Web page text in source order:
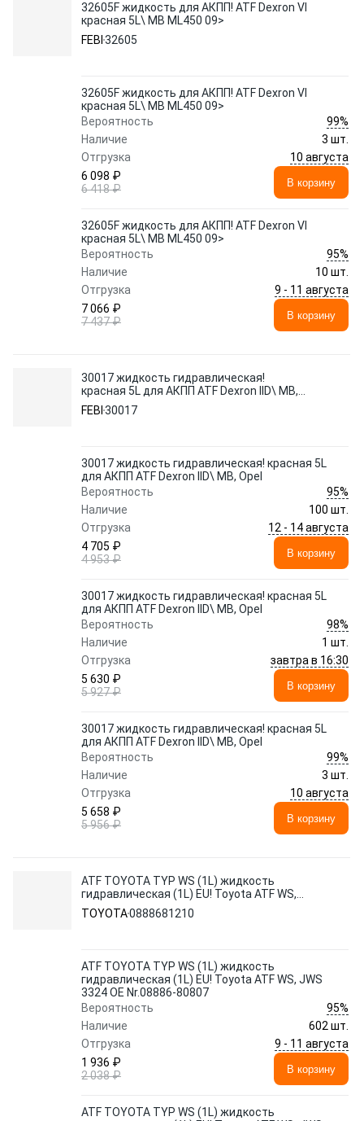
32605F жидкость для АКПП! ATF Dexron VI
красная 5L\ MB ML450 09>
FEBI 32605
32605F жидкость для АКПП! ATF Dexron VI
красная 5L\ MB ML450 09>
Вероятность
99%
Наличие
3 шт.
Отгрузка
10 августа
6 098 ₽
6 418 ₽
В корзину
32605F жидкость для АКПП! ATF Dexron VI
красная 5L\ MB ML450 09>
Вероятность
95%
Наличие
10 шт.
Отгрузка
9 - 11 августа
7 066 ₽
7 437 ₽
В корзину
30017 жидкость гидравлическая!
красная 5L для АКПП ATF Dexron IID\ MB,
Opel
FEBI 30017
30017 жидкость гидравлическая! красная 5L
для АКПП ATF Dexron IID\ MB, Opel
Вероятность
95%
Наличие
100 шт.
Отгрузка
12 - 14 августа
4 705 ₽
4 953 ₽
В корзину
30017 жидкость гидравлическая! красная 5L
для АКПП ATF Dexron IID\ MB, Opel
Вероятность
98%
Наличие
1 шт.
Отгрузка
завтра в 16:30
5 630 ₽
5 927 ₽
В корзину
30017 жидкость гидравлическая! красная 5L
для АКПП ATF Dexron IID\ MB, Opel
Вероятность
99%
Наличие
3 шт.
Отгрузка
10 августа
5 658 ₽
5 956 ₽
В корзину
ATF TOYOTA TYP WS (1L) жидкость
гидравлическая (1L) EU! Toyota ATF WS,
JWS 3324 OE Nr.08886-80807
TOYOTA0888681210
ATF TOYOTA TYP WS (1L) жидкость
гидравлическая (1L) EU! Toyota ATF WS, JWS
3324 OE Nr.08886-80807
Вероятность
95%
Наличие
602 шт.
Отгрузка
9 - 11 августа
1 936 ₽
2 038 ₽
В корзину
ATF TOYOTA TYP WS (1L) жидкость